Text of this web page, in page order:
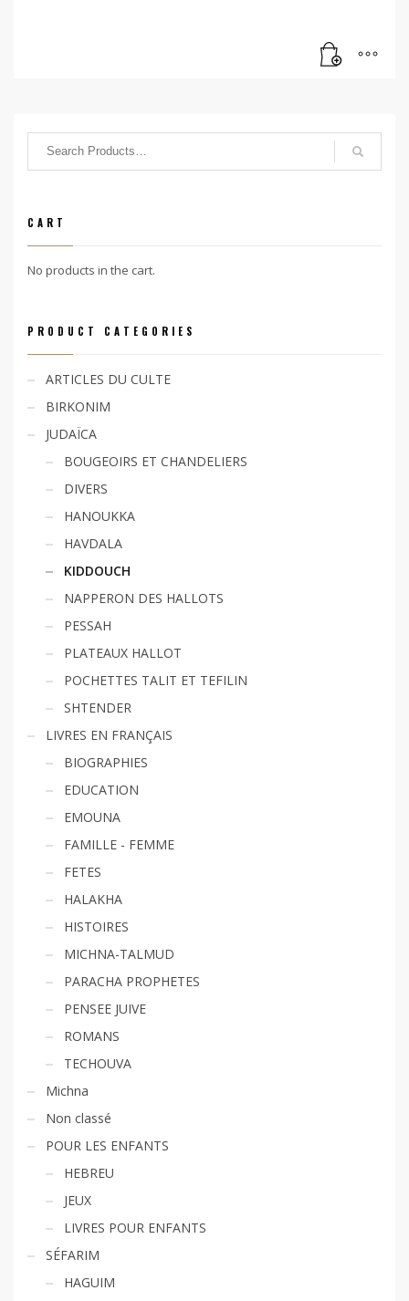
CART
No products in the cart.
PRODUCT CATEGORIES
ARTICLES DU CULTE
BIRKONIM
JUDAÏCA
BOUGEOIRS ET CHANDELIERS
DIVERS
HANOUKKA
HAVDALA
KIDDOUCH
NAPPERON DES HALLOTS
PESSAH
PLATEAUX HALLOT
POCHETTES TALIT ET TEFILIN
SHTENDER
LIVRES EN FRANÇAIS
BIOGRAPHIES
EDUCATION
EMOUNA
FAMILLE - FEMME
FETES
HALAKHA
HISTOIRES
MICHNA-TALMUD
PARACHA PROPHETES
PENSEE JUIVE
ROMANS
TECHOUVA
Michna
Non classé
POUR LES ENFANTS
HEBREU
JEUX
LIVRES POUR ENFANTS
SÉFARIM
HAGUIM